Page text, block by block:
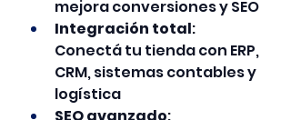
mejora conversiones y SEO
Integración total:
Conectá tu tienda con ERP,
CRM, sistemas contables y
logística